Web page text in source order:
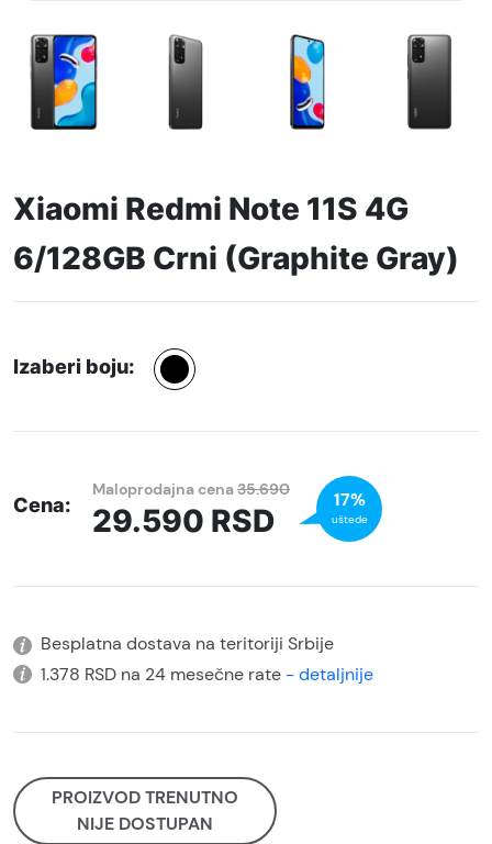
Xiaomi Redmi Note 11S 4G
6/128GB Crni (Graphite Gray)
Izaberi boju:
Cena:
Maloprodajna cena35.690
29.590 RSD
17%
uštede
Besplatna dostava na teritoriji Srbije
1.378 RSD na 24 mesečne rate - detaljnije
PROIZVOD TRENUTNO
NIJE DOSTUPAN